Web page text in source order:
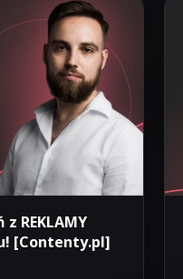
REKLAMY
[Contenty.pl]